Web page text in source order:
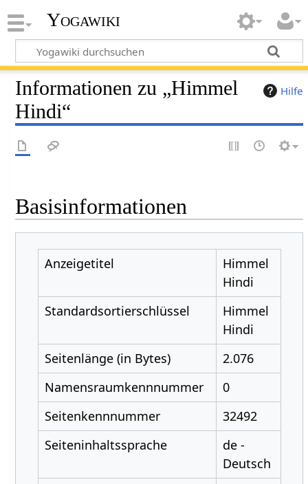
Yogawiki
Hilfe
Informationen zu „Himmel
Hindi“
Basisinformationen
Anzeigetitel
Himmel
Hindi
Standardsortierschlüssel
Himmel
Hindi
Seitenlänge (in Bytes)
2.076
Namensraumkennnummer
0
Seitenkennnummer
32492
Seiteninhaltssprache
de -
Deutsch